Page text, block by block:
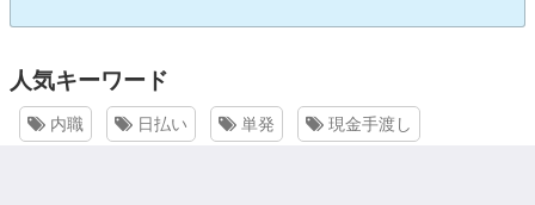
人気キーワード
内職 日払い 単発 現金手渡し